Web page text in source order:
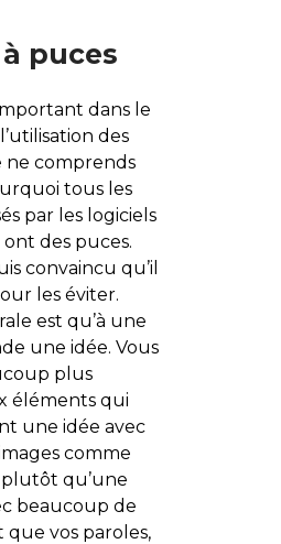
puces
dans le
des
ne comprends
tous les
par les logiciels
des puces.
convaincu qu’il
les éviter.
est qu’à une
une idée. Vous
plus
éléments qui
une idée avec
comme
qu’une
beaucoup de
vos paroles,